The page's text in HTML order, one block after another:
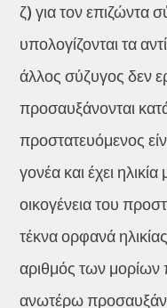
ζ) για τον επιζώντα
υπολογίζονται τα
άλλος σύζυγος δεν
προσαυξάνονται
προστατευόμενος
γονέα και έχει
οικογένεια του
τέκνα ορφανά
αριθμός των μορίων
ανωτέρω